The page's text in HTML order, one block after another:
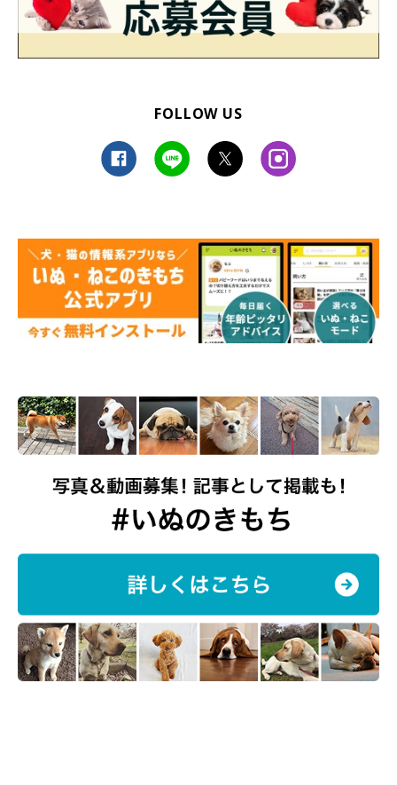
かぼすちゃんとおさんぽ。
私は、見上げたり、振り返ったり
FOLLOW US